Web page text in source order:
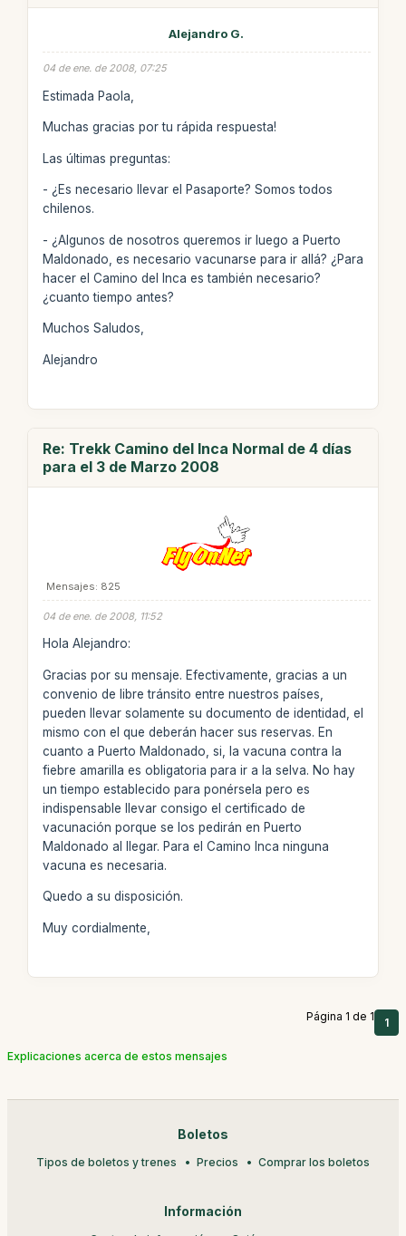
Alejandro G.
04 de ene. de 2008, 07:25
Estimada Paola,
Muchas gracias por tu rápida respuesta!
Las últimas preguntas:
- ¿Es necesario llevar el Pasaporte? Somos todos
chilenos.
- ¿Algunos de nosotros queremos ir luego a Puerto
Maldonado, es necesario vacunarse para ir allá? ¿Para
hacer el Camino del Inca es también necesario?
¿cuanto tiempo antes?
Muchos Saludos,
Alejandro
Re: Trekk Camino del Inca Normal de 4 días
para el 3 de Marzo 2008
Mensajes: 825
04 de ene. de 2008, 11:52
Hola Alejandro:
Gracias por su mensaje. Efectivamente, gracias a un
convenio de libre tránsito entre nuestros países,
pueden llevar solamente su documento de identidad, el
mismo con el que deberán hacer sus reservas. En
cuanto a Puerto Maldonado, si, la vacuna contra la
fiebre amarilla es obligatoria para ir a la selva. No hay
un tiempo establecido para ponérsela pero es
indispensable llevar consigo el certificado de
vacunación porque se los pedirán en Puerto
Maldonado al llegar. Para el Camino Inca ninguna
vacuna es necesaria.
Quedo a su disposición.
Muy cordialmente,
Página 1 de 1 1
Explicaciones acerca de estos mensajes
Boletos
Tipos de boletos y trenes Precios Comprar los boletos
Información